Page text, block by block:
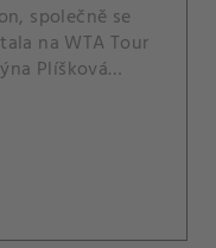
společně se
na WTA Tour
Plíšková